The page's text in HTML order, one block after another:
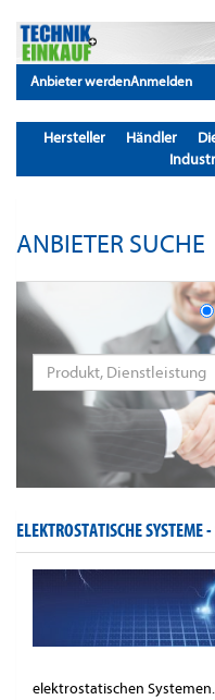
Anbieter werdenAnmelden
Hersteller Händler
ANBIETER SUCHE
ELEKTROSTATISCHE SYSTEME -
elektrostatischen